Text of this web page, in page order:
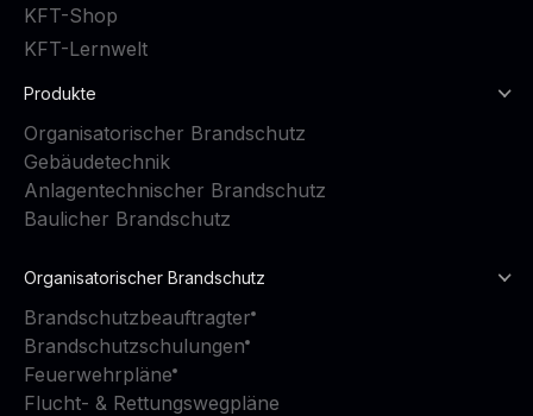
KFT-Shop
KFT-Lernwelt
Produkte
Organisatorischer Brandschutz
Gebäudetechnik
Anlagentechnischer Brandschutz
Baulicher Brandschutz
Organisatorischer Brandschutz
Brandschutzbeauftragter
Brandschutzschulungen
Feuerwehrpläne
Flucht- & Rettungswegpläne